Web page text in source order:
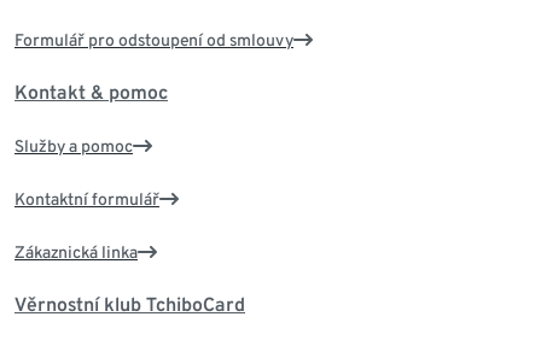
Formulář pro odstoupení od smlouvy
Kontakt & pomoc
Služby a pomoc
Kontaktní formulář
Zákaznická linka
Věrnostní klub TchiboCard